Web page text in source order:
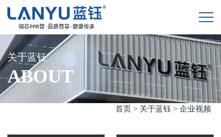
关于蓝钰
ABOUT
首页 > 关于蓝钰 > 企业视频